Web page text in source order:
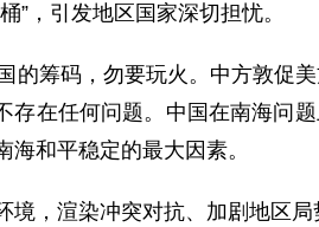
，引发地区国家深切担忧。
筹码，勿要玩火。中方敦促
存在任何问题。中国在南海问
和平稳定的最大因素。
，渲染冲突对抗、加剧地区局